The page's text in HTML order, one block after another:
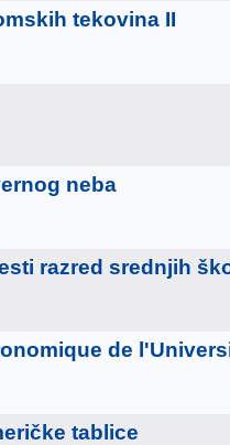
tekovina II
neba
razred srednjih
de
tablice